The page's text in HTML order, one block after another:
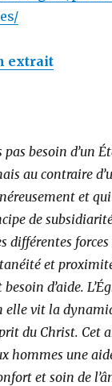
extrait
pas besoin d’un
au contraire
et
de
différentes
et
d’aide.
elle vit la
du Christ. Cet
hommes une
et soin de